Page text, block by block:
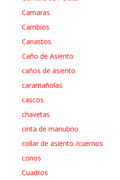
Camaras
Cambios
Canastos
Caño de Asiento
caños de asiento
caramañolas
cascos
chavetas
cinta de manubrio
collar de asiento /cuernos
conos
Cuadros